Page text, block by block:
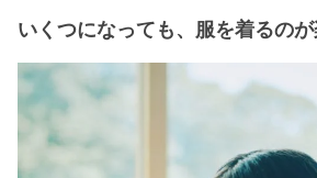
いくつになっても、服を着るのが